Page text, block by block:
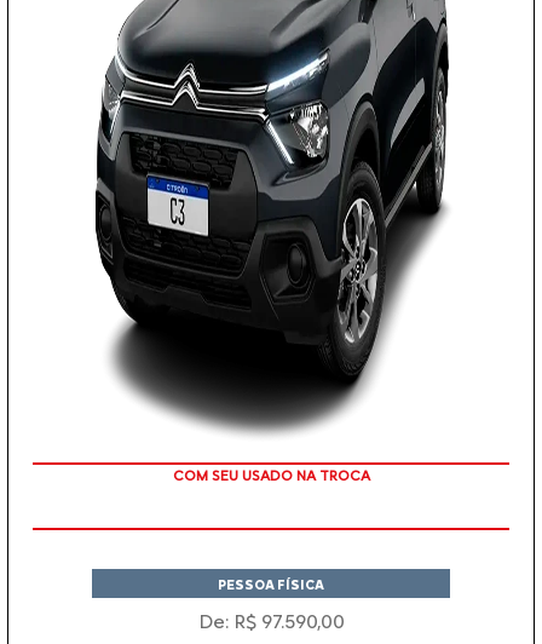
TAXA ZERO
PESSOA FÍSICA
De: R$ 97.590,00